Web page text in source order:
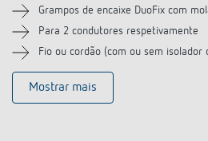
Grampos de encaixe DuoFix com
Para 2 condutores respetivamente
Fio ou cordão (com ou sem isolador
Mostrar mais